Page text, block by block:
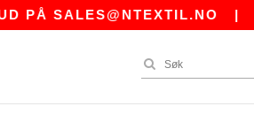
PÅSALES@NTEXTIL.NO|